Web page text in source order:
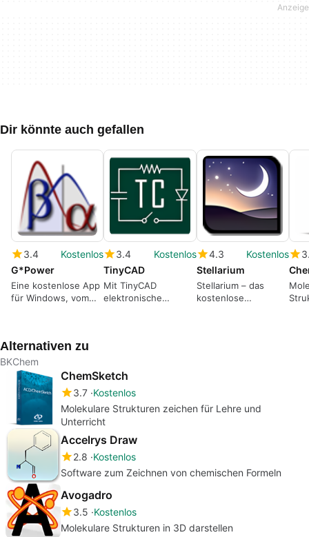
Dir könnte auch gefallen
3.4
Kostenlos
G*Power
Eine kostenlose App
für Windows, vom
3.4
Kostenlos
TinyCAD
Mit TinyCAD
elektronische
4.3
Kostenlos
Stellarium
Stellarium – das
kostenlose
Alternativen zu
BKChem
ChemSketch
3.7 Kostenlos
Molekulare Strukturen zeichen für Lehre und
Unterricht
Accelrys Draw
2.8 Kostenlos
Software zum Zeichnen von chemischen Formeln
Avogadro
3.5 Kostenlos
Molekulare Strukturen in 3D darstellen